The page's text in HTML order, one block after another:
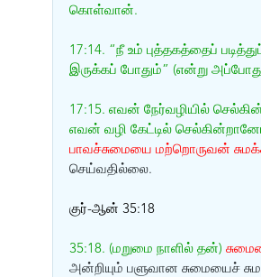
கொள்வான்.
17:14. “நீ உம் புத்தகத்தைப்
இருக்கப் போதும்” (என்று
17:15. எவன் நேர்வழியில்
எவன் வழி கேட்டில்
பாவச்சுமையை மற்றொருவன்
செய்வதில்லை.
குர்-ஆன் 35:18
35:18. (மறுமை நாளில் தன்)
அன்றியும் பளுவான சுமையைச்